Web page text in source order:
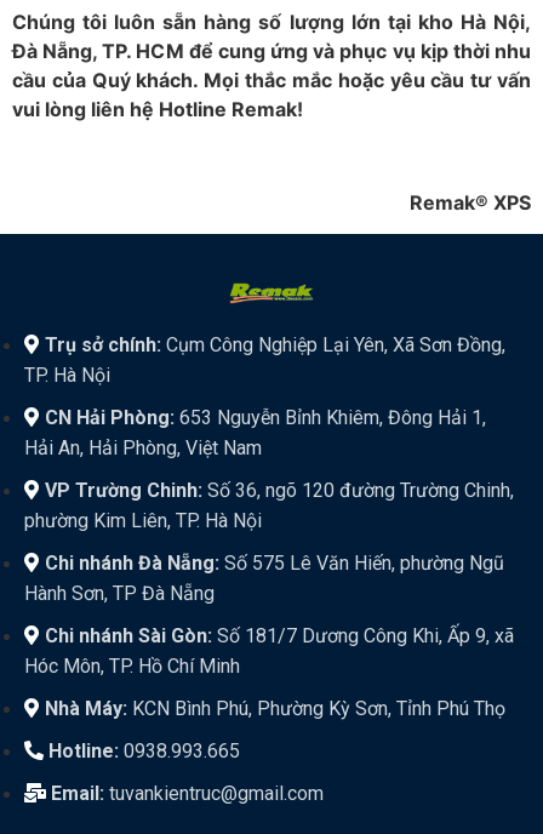
Chúng tôi luôn sẵn hàng số lượng lớn tại kho Hà Nội,
Đà Nẵng, TP. HCM để cung ứng và phục vụ kịp thời nhu
cầu của Quý khách. Mọi thắc mắc hoặc yêu cầu tư vấn
vui lòng liên hệ Hotline Remak!
Remak® XPS
Trụ sở chính: Cụm Công Nghiệp Lại Yên, Xã Sơn Đồng,
TP. Hà Nội
CN Hải Phòng: 653 Nguyễn Bỉnh Khiêm, Đông Hải 1,
Hải An, Hải Phòng, Việt Nam
VP Trường Chinh: Số 36, ngõ 120 đường Trường Chinh,
phường Kim Liên, TP. Hà Nội
Chi nhánh Đà Nẵng: Số 575 Lê Văn Hiến, phường Ngũ
Hành Sơn, TP Đà Nẵng
Chi nhánh Sài Gòn: Số 181/7 Dương Công Khi, Ấp 9, xã
Hóc Môn, TP. Hồ Chí Minh
Nhà Máy: KCN Bình Phú, Phường Kỳ Sơn, Tỉnh Phú Thọ
Hotline: 0938.993.665
Email: tuvankientruc@gmail.com